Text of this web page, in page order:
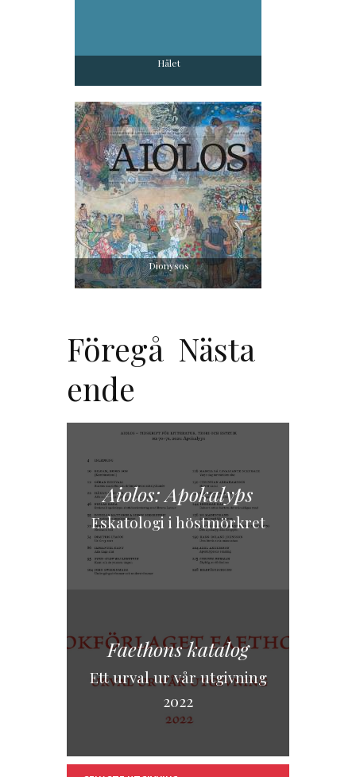
Hålet
Dionysos
Föregå
ende
Nästa
Aiolos: Apokalyps
Eskatologi i höstmörkret
Faethons katalog
Ett urval ur vår utgivning
2022